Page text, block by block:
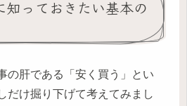
知っておきたい基本の
の肝である「安く買う」とい
だけ掘り下げて考えてみまし